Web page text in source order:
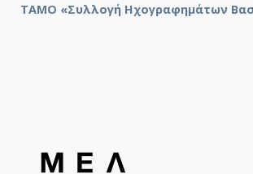
ΤΑΜΟ «Συλλογή Ηχογραφημάτων